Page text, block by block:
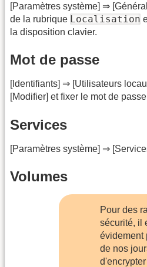
[Paramètres système] ⇒
de la rubrique Localisation
la disposition clavier.
Mot de passe
[Identifiants] ⇒ [Utilisateurs
[Modifier] et fixer le mot de
Services
[Paramètres système] ⇒
Volumes
Pour des
sécurité, il
évidement
de nos